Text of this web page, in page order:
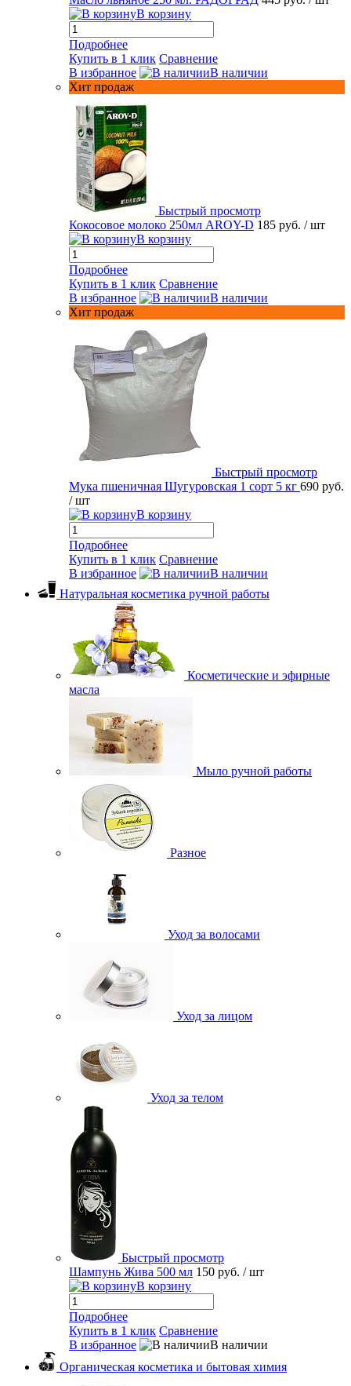
В корзину
Подробнее
Купить в 1 клик Сравнение
В избранное
В наличии
Хит продаж
Быстрый просмотр
Кокосовое молоко 250мл AROY-D 185 руб. / шт
В корзину
Подробнее
Купить в 1 клик Сравнение
В избранное
В наличии
Хит продаж
Быстрый просмотр
Мука пшеничная Шугуровская 1 сорт 5 кг 690 руб.
/ шт
В корзину
Подробнее
Купить в 1 клик Сравнение
В избранное
В наличии
Натуральная косметика ручной работы
Косметические и эфирные
масла
Мыло ручной работы
Разное
Уход за волосами
Уход за лицом
Уход за телом
Быстрый просмотр
Шампунь Жива 500 мл 150 руб. / шт
В корзину
Подробнее
Купить в 1 клик Сравнение
В избранное
В наличии
Органическая косметика и бытовая химия